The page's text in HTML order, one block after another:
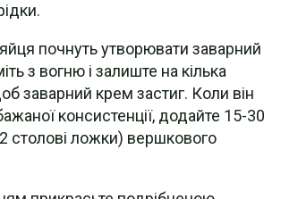
яйця почнуть утворювати заварний
з вогню і залиште на кілька
заварний крем застиг. Коли він
консистенції, додайте 15-30
столові ложки) вершкового